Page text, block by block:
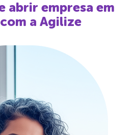
abrir empresa em
a Agilize